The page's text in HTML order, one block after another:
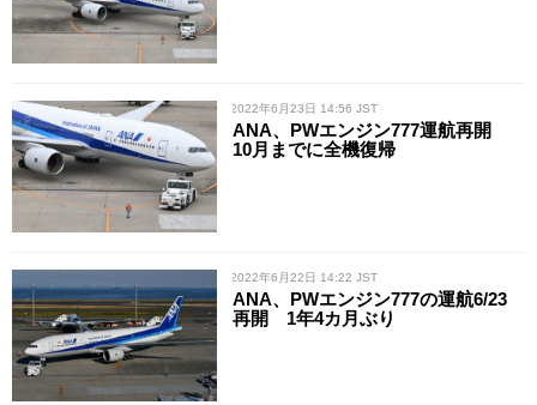
/ 2022年6月23日 14:56 JST
ANA、PWエンジン777運航再開
10月までに全機復帰
/ 2022年6月22日 14:22 JST
ANA、PWエンジン777の運航6/23
再開 1年4カ月ぶり